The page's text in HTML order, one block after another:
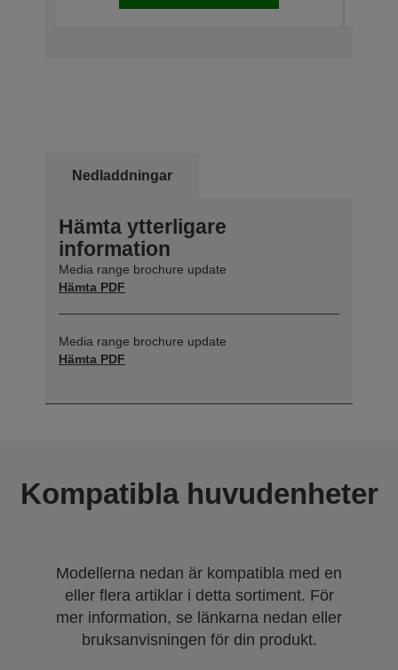
Nedladdningar
Hämta ytterligare
information
Media range brochure update
Hämta PDF
Media range brochure update
Hämta PDF
Kompatibla huvudenheter
Modellerna nedan är kompatibla med en
eller flera artiklar i detta sortiment. För
mer information, se länkarna nedan eller
bruksanvisningen för din produkt.